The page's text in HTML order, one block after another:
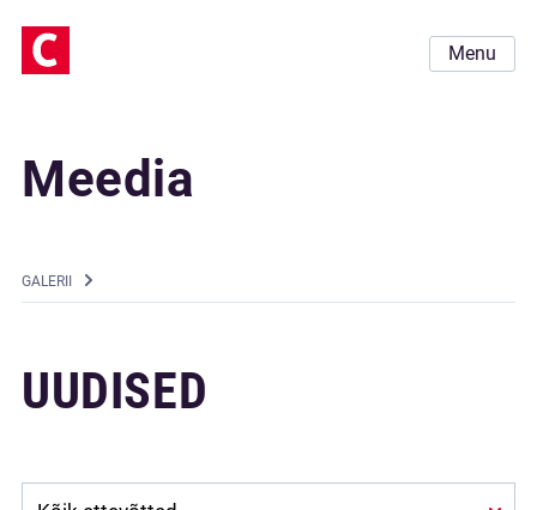
Menu
Meedia
GALERII
UUDISED
Company: